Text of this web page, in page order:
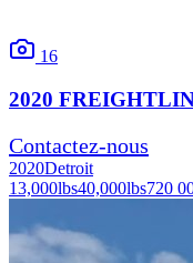
16
2020
Contactez-nous
2020Detroit
13,000lbs40,000lbs720